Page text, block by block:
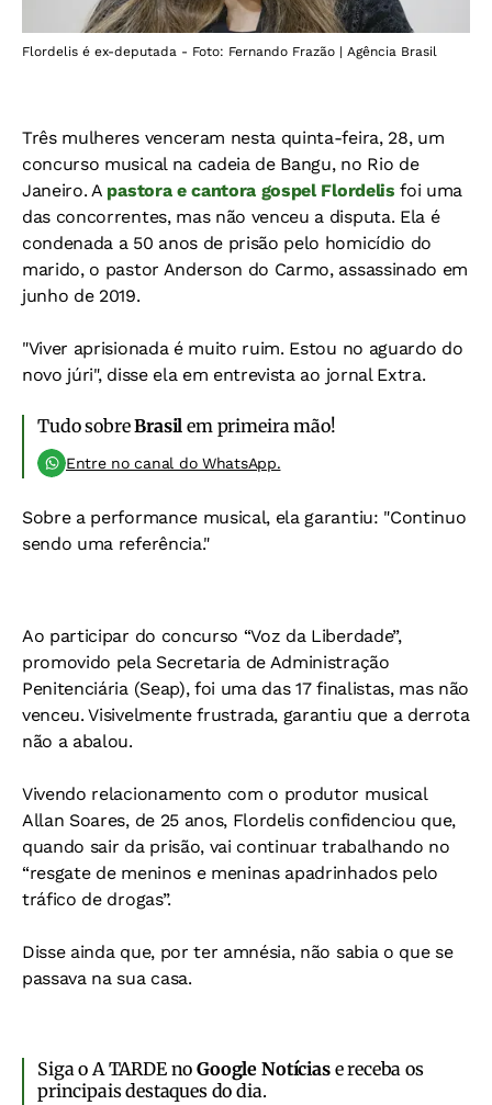
Flordelis é ex-deputada - Foto: Fernando Frazão | Agência Brasil
Três mulheres venceram nesta quinta-feira, 28, um
concurso musical na cadeia de Bangu, no Rio de
Janeiro. A pastora e cantora gospel Flordelis foi uma
das concorrentes, mas não venceu a disputa. Ela é
condenada a 50 anos de prisão pelo homicídio do
marido, o pastor Anderson do Carmo, assassinado em
junho de 2019.
"Viver aprisionada é muito ruim. Estou no aguardo do
novo júri", disse ela em entrevista ao jornal Extra.
Tudo sobreBrasil em primeira mão!
Entre no canal do WhatsApp.
Sobre a performance musical, ela garantiu: "Continuo
sendo uma referência."
Ao participar do concurso “Voz da Liberdade”,
promovido pela Secretaria de Administração
Penitenciária (Seap), foi uma das 17 finalistas, mas não
venceu. Visivelmente frustrada, garantiu que a derrota
não a abalou.
Vivendo relacionamento com o produtor musical
Allan Soares, de 25 anos, Flordelis confidenciou que,
quando sair da prisão, vai continuar trabalhando no
“resgate de meninos e meninas apadrinhados pelo
tráfico de drogas”.
Disse ainda que, por ter amnésia, não sabia o que se
passava na sua casa.
Siga o A TARDE noGoogle Notíciase receba os
principais destaques do dia.